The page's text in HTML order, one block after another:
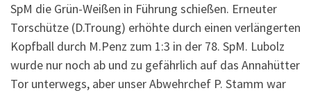
SpM die Grün-Weißen in Führung schießen. Erneuter
Torschütze (D.Troung) erhöhte durch einen verlängerten
Kopfball durch M.Penz zum 1:3 in der 78. SpM. Lubolz
wurde nur noch ab und zu gefährlich auf das Annahütter
Tor unterwegs, aber unser Abwehrchef P. Stamm war